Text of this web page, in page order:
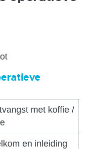
met koffie /
en inleiding